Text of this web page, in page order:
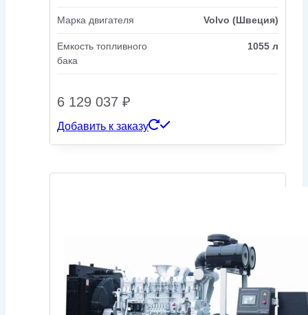
Марка двигателя Volvo (Швеция)
Емкость топливного
бака
1055 л
6 129 037 ₽
Добавить к заказу